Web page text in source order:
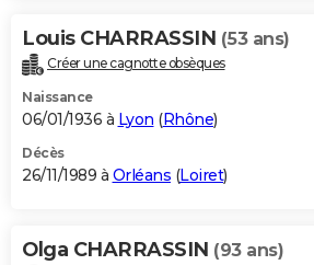
Louis CHARRASSIN (53 ans)
Créer une cagnotte obsèques
Naissance
06/01/1936 à Lyon (Rhône)
Décès
26/11/1989 à Orléans (Loiret)
Olga CHARRASSIN (93 ans)